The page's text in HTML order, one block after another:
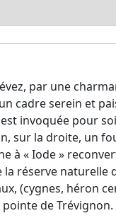
par une
cadre serein et
invoquée pour
sur la droite, un
à « Iode »
réserve naturelle
(cygnes, héron
de